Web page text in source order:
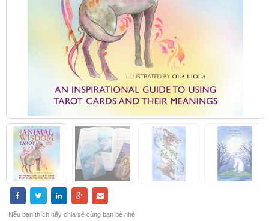
Nếu bạn thích hãy chia sẻ cùng bạn bè nhé!